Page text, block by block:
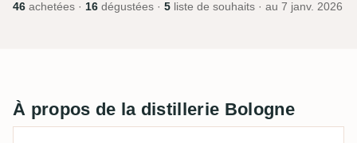
46 achetées · 16 dégustées · 5 liste de souhaits · au 7 janv. 2026
À propos de la distillerie Bologne